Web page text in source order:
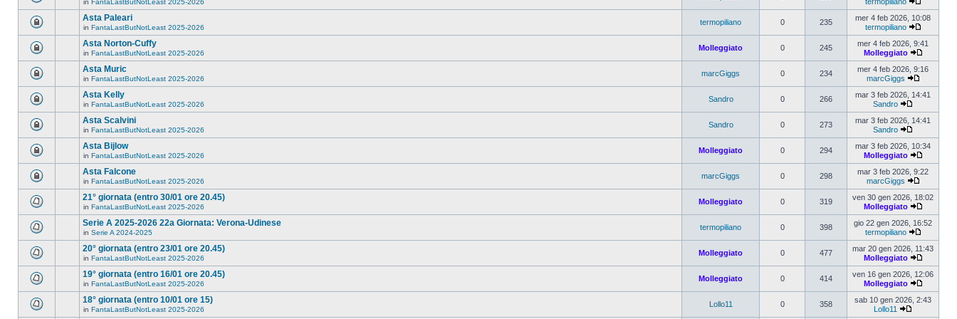
in FantaLastButNotLeast 2025-2026
Asta Paleari
in FantaLastButNotLeast 2025-2026
termopiliano 0 235
mer 4 feb 2026, 10:08
termopiliano
Asta Norton-Cuffy
in FantaLastButNotLeast 2025-2026
Molleggiato 0 245
mer 4 feb 2026, 9:41
Molleggiato
Asta Muric
in FantaLastButNotLeast 2025-2026
marcGiggs 0 234
mer 4 feb 2026, 9:16
marcGiggs
Asta Kelly
in FantaLastButNotLeast 2025-2026
Sandro 0 266
mar 3 feb 2026, 14:41
Sandro
Asta Scalvini
in FantaLastButNotLeast 2025-2026
Sandro 0 273
mar 3 feb 2026, 14:41
Sandro
Asta Bijlow
in FantaLastButNotLeast 2025-2026
Molleggiato 0 294
mar 3 feb 2026, 10:34
Molleggiato
Asta Falcone
in FantaLastButNotLeast 2025-2026
marcGiggs 0 298
mar 3 feb 2026, 9:22
marcGiggs
21° giornata (entro 30/01 ore 20.45)
in FantaLastButNotLeast 2025-2026
Molleggiato 0 319
ven 30 gen 2026, 18:02
Molleggiato
Serie A 2025-2026 22a Giornata: Verona-Udinese
in Serie A 2024-2025
termopiliano 0 398
gio 22 gen 2026, 16:52
termopiliano
20° giornata (entro 23/01 ore 20.45)
in FantaLastButNotLeast 2025-2026
Molleggiato 0 477
mar 20 gen 2026, 11:43
Molleggiato
19° giornata (entro 16/01 ore 20.45)
in FantaLastButNotLeast 2025-2026
Molleggiato 0 414
ven 16 gen 2026, 12:06
Molleggiato
18° giornata (entro 10/01 ore 15)
in FantaLastButNotLeast 2025-2026
Lollo11 0 358
sab 10 gen 2026, 2:43
Lollo11